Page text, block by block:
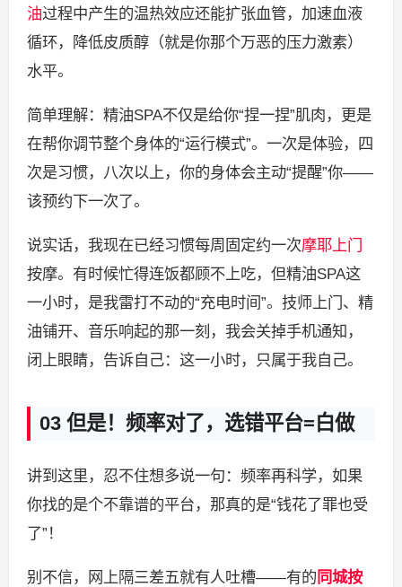
油过程中产生的温热效应还能扩张血管，加速血液
循环，降低皮质醇（就是你那个万恶的压力激素）
水平。
简单理解：精油SPA不仅是给你“捏一捏”肌肉，更是
在帮你调节整个身体的“运行模式”。一次是体验，四
次是习惯，八次以上，你的身体会主动“提醒”你——
该预约下一次了。
说实话，我现在已经习惯每周固定约一次摩耶上门
按摩。有时候忙得连饭都顾不上吃，但精油SPA这
一小时，是我雷打不动的“充电时间”。技师上门、精
油铺开、音乐响起的那一刻，我会关掉手机通知，
闭上眼睛，告诉自己：这一小时，只属于我自己。
03 但是！频率对了，选错平台=白做
讲到这里，忍不住想多说一句：频率再科学，如果
你找的是个不靠谱的平台，那真的是“钱花了罪也受
了”！
别不信，网上隔三差五就有人吐槽——有的 同城按